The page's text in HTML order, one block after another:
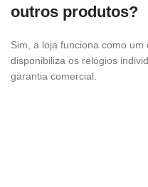
outros produtos?
Sim, a loja funciona como
disponibiliza os relógios
garantia comercial.